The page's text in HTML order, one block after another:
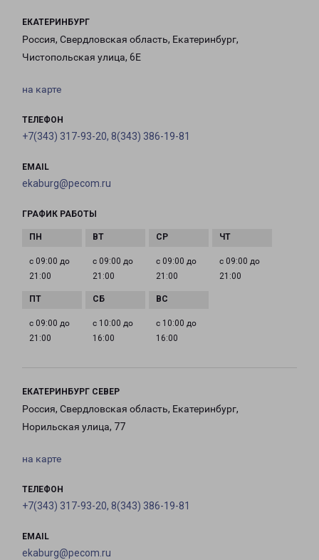
ЕКАТЕРИНБУРГ
Россия, Свердловская область, Екатеринбург,
Чистопольская улица, 6Е
на карте
ТЕЛЕФОН
+7(343) 317-93-20, 8(343) 386-19-81
EMAIL
ekaburg@pecom.ru
ГРАФИК РАБОТЫ
с 09:00 до
21:00
с 09:00 до
21:00
с 09:00 до
21:00
с 09:00 до
21:00
с 09:00 до
21:00
с 10:00 до
16:00
с 10:00 до
16:00
ЕКАТЕРИНБУРГ СЕВЕР
Россия, Свердловская область, Екатеринбург,
Норильская улица, 77
на карте
ТЕЛЕФОН
+7(343) 317-93-20, 8(343) 386-19-81
EMAIL
ekaburg@pecom.ru